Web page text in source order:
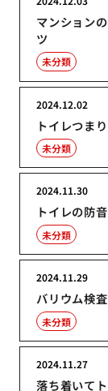
マンション
ツ
未分類
トイレつま
2024.12.02
未分類
トイレの防
2024.11.30
未分類
バリウム検
2024.11.29
未分類
落ち着いて
2024.11.27